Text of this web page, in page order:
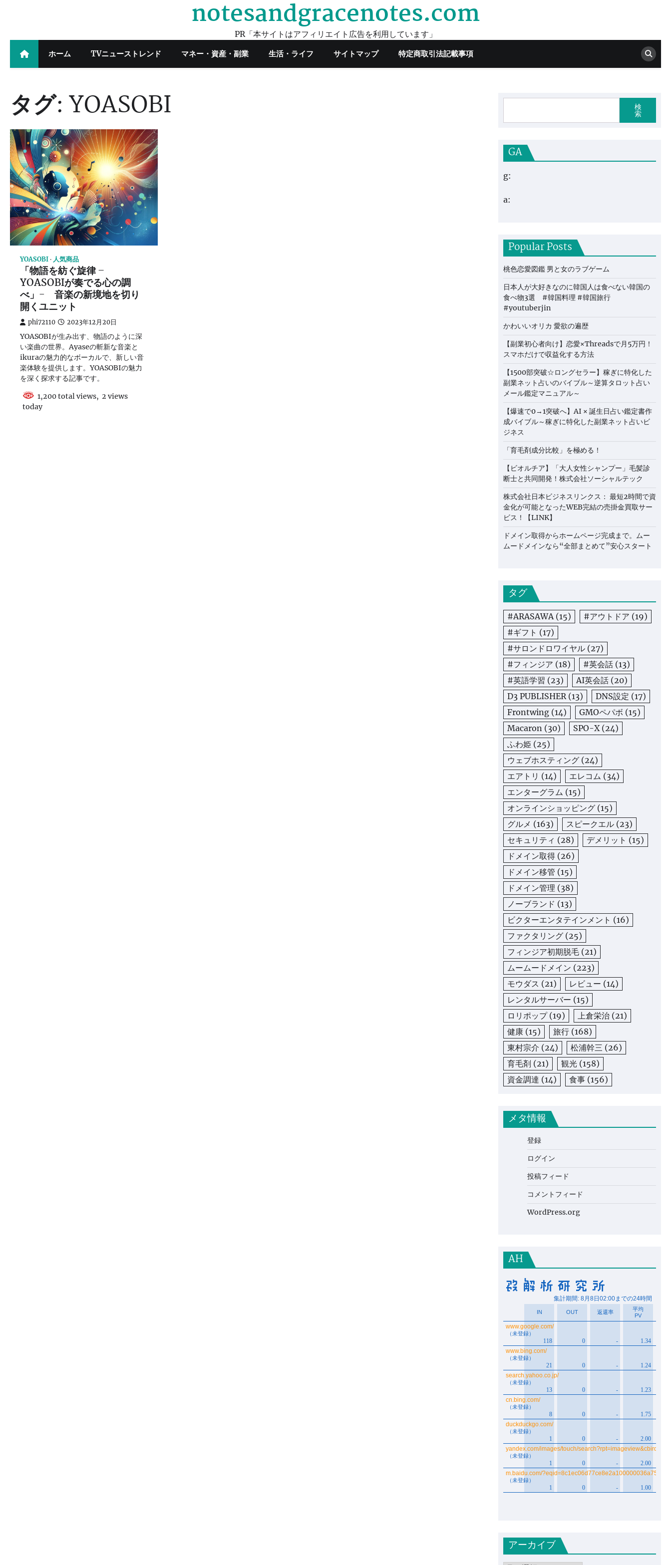
notesandgracenotes.com
PR「本サイトはアフィリエイト広告を利用しています」
ホーム TVニューストレンド マネー・資産・副業 生活・ライフ サイトマップ 特定商取引法記載事項
タグ:YOASOBI
YOASOBI 人気商品
「物語を紡ぐ旋律 –
YOASOBIが奏でる心の調
べ」- 音楽の新境地を切り
開くユニット
phi72110 2023年12月20日
YOASOBIが生み出す、物語のように深
い楽曲の世界。Ayaseの斬新な音楽と
ikuraの魅力的なボーカルで、新しい音
楽体験を提供します。YOASOBIの魅力
を深く探求する記事です。
1,200 total views, 2 views
today
検
索
GA
g:
a:
Popular Posts
桃色恋愛図鑑 男と女のラブゲーム
日本人が大好きなのに韓国人は食べない韓国の
食べ物3選 #韓国料理 #韓国旅行
#youtuberjin
かわいいオリカ 愛欲の遍歴
【副業初心者向け】恋愛×Threadsで月5万円！
スマホだけで収益化する方法
【1500部突破☆ロングセラー】稼ぎに特化した
副業ネット占いのバイブル～逆算タロット占い
メール鑑定マニュアル～
【爆速で0→1突破へ】AI × 誕生日占い鑑定書作
成バイブル～稼ぎに特化した副業ネット占いビ
ジネス
「育毛剤成分比較」を極める！
【ビオルチア】「大人女性シャンプー」毛髪診
断士と共同開発！株式会社ソーシャルテック
株式会社日本ビジネスリンクス： 最短2時間で資
金化が可能となったWEB完結の売掛金買取サー
ビス！【LINK】
ドメイン取得からホームページ完成まで。ムー
ムードメインなら“全部まとめて”安心スタート
タグ
#ARASAWA(15) #アウトドア (19)
#ギフト (17)
#サロンドロワイヤル (27)
#フィンジア (18) #英会話 (13)
#英語学習 (23) AI英会話 (20)
D3 PUBLISHER(13) DNS設定 (17)
Frontwing (14) GMOペパボ (15)
Macaron (30) SPO-X(24)
ふわ姫 (25)
ウェブホスティング (24)
エアトリ (14) エレコム (34)
エンターグラム (15)
オンラインショッピング (15)
グルメ (163) スピークエル (23)
セキュリティ (28) デメリット (15)
ドメイン取得 (26)
ドメイン移管 (15)
ドメイン管理 (38)
ノーブランド (13)
ビクターエンタテインメント (16)
ファクタリング (25)
フィンジア初期脱毛 (21)
ムームードメイン (223)
モウダス (21) レビュー (14)
レンタルサーバー (15)
ロリポップ(19) 上倉栄治 (21)
健康 (15) 旅行 (168)
東村宗介 (24) 松浦幹三 (26)
育毛剤 (21) 観光 (158)
資金調達 (14) 食事 (156)
メタ情報
登録
ログイン
投稿フィード
コメントフィード
WordPress.org
AH
アーカイブ